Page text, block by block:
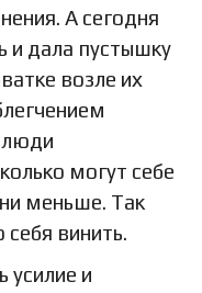
А сегодня
и дала пустышку
возле их
люди
могут себе
меньше. Так
себя винить.
усилие и